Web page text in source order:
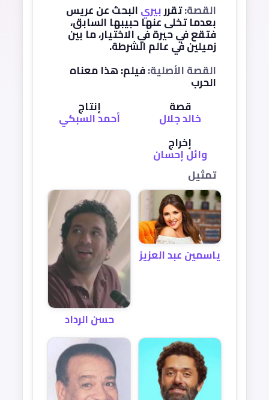
القصة:تقرربيريالبحث عن عريس
بعدما تخلى عنها حبيبها السابق،
فتقع في حيرة في الاختيار، ما بين
زميلين في عالم الشرطة.
القصة الأصلية:فيلم: هذا معناه
الحرب
قصة
خالد جلال
إنتاج
أحمد السبكي
إخراج
وائل إحسان
تمثيل
ياسمين عبد العزيز
حسن الرداد